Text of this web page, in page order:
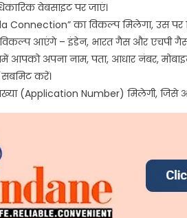
वेबसाइट पर जाएं।
Connection” का विकल्प मिलेगा, उस
आएंगे – इंडेन, भारत गैस और एचपी
अपना नाम, पता, आधार नंबर,
करें।
(Application Number) मिलेगी, जिसे